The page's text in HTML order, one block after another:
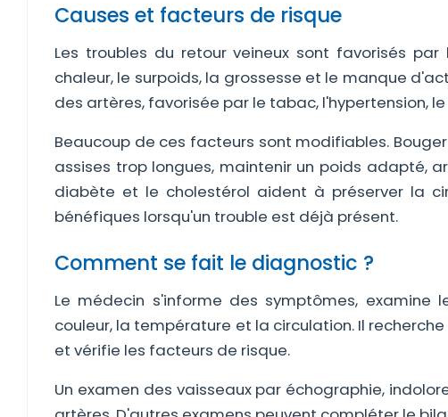
Causes et facteurs de risque
Les troubles du retour veineux sont favorisés
chaleur, le surpoids, la grossesse et le manque
des artères, favorisée par le tabac, l'hypertension,
Beaucoup de ces facteurs sont modifiables.
assises trop longues, maintenir un poids adapté,
diabète et le cholestérol aident à préserver la
bénéfiques lorsqu'un trouble est déjà présent.
Comment se fait le diagnostic ?
Le médecin s'informe des symptômes, examine
couleur, la température et la circulation. Il
et vérifie les facteurs de risque.
Un examen des vaisseaux par échographie,